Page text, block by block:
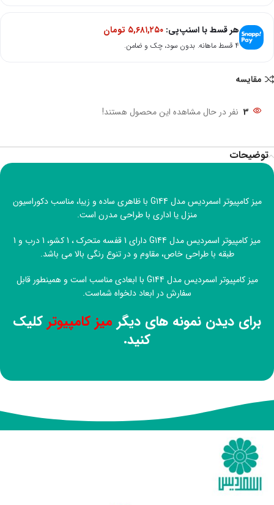
هر قسط با اسنپ‌پی: ۵,۶۸۱,۲۵۰ تومان
۴ قسط ماهانه. بدون سود، چک و ضامن.
مقایسه
3 نفر در حال مشاهده این محصول هستند!
توضیحات
میز کامپیوتر اسمردیس مدل G144 با ظاهری ساده و زیبا، مناسب دکوراسیون
منزل یا اداری با طراحی مدرن است.
میز کامپیوتر اسمردیس مدل G144 دارای 1 قفسه متحرک ، 1 کشو، 1 درب و 1
طبقه با طراحی خاص، مقاوم و در تنوع رنگی بالا می باشد.
میز کامپیوتر اسمردیس مدل G144 با ابعادی مناسب است و همینطور قابل
سفارش در ابعاد دلخواه شماست.
برای دیدن نمونه های دیگر میز کامپیوتر کلیک
کنید.